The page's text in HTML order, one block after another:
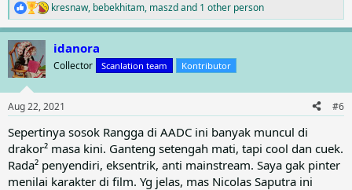
R
e
a
c
t
i
s
:
kresnaw, bebekhitam, maszdand 1 other person
idanora
Collector Scanlation team Kontributor
Aug 22, 2021 #6
Sepertinya sosok Rangga di AADC ini banyak muncul di
drakor² masa kini. Ganteng setengah mati, tapi cool dan cuek.
Rada² penyendiri, eksentrik, anti mainstream. Saya gak pinter
menilai karakter di film. Yg jelas, mas Nicolas Saputra ini